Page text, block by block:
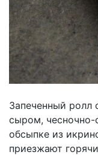
Запеченный
сыром,
обсыпке из
приезжают